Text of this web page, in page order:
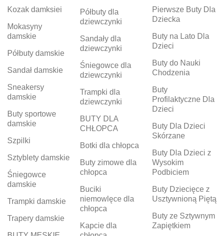
Kozak damksiei
Mokasyny
damskie
Półbuty damskie
Sandał damskie
Sneakersy
damskie
Buty sportowe
damskie
Szpilki
Sztyblety damskie
Śniegowce
damskie
Trampki damskie
Trapery damskie
Półbuty dla
dziewczynki
Sandały dla
dziewczynki
Śniegowce dla
dziewczynki
Trampki dla
dziewczynki
BUTY DLA
CHŁOPCA
Botki dla chłopca
Buty zimowe dla
chłopca
Buciki
niemowlęce dla
chłopca
Kapcie dla
Pierwsze Buty Dla
Dziecka
Buty na Lato Dla
Dzieci
Buty do Nauki
Chodzenia
Buty
Profilaktyczne Dla
Dzieci
Buty Dla Dzieci
Skórzane
Buty Dla Dzieci z
Wysokim
Podbiciem
Buty Dziecięce z
Usztywnioną Piętą
Buty ze Sztywnym
Zapiętkiem